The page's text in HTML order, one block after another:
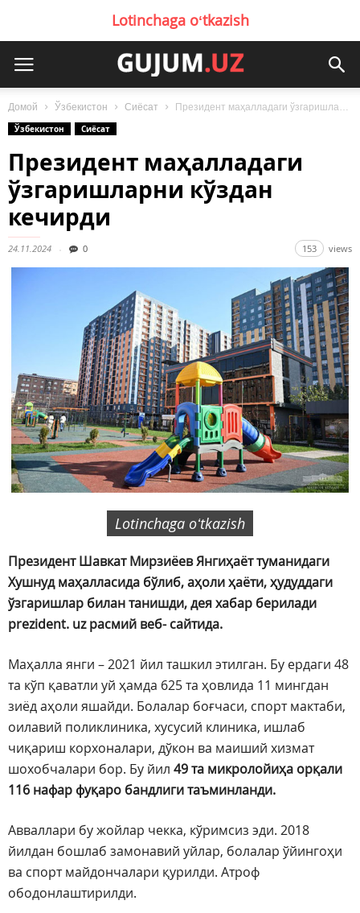
Lotinchaga oʻtkazish
Домой Ўзбекистон Сиёсат
Президент маҳалладаги ўзгаришларни кўздан кечирди
Ўзбекистон
Сиёсат
Президент маҳалладаги
ўзгаришларни кўздан
кечирди
24.11.2024 0 153 views
Lotinchaga oʻtkazish
Президент Шавкат Мирзиёев Янгиҳаёт туманидаги
Хушнуд маҳалласида бўлиб, аҳоли ҳаёти, ҳудуддаги
ўзгаришлар билан танишди, дея хабар берилади
prezident. uz расмий веб- сайтида.
Маҳалла янги – 2021 йил ташкил этилган. Бу ердаги 48
та кўп қаватли уй ҳамда 625 та ҳовлида 11 мингдан
зиёд аҳоли яшайди. Болалар боғчаси, спорт мактаби,
оилавий поликлиника, хусусий клиника, ишлаб
чиқариш корхоналари, дўкон ва маиший хизмат
шохобчалари бор. Бу йил 49 та микролойиҳа орқали
116 нафар фуқаро бандлиги таъминланди.
Авваллари бу жойлар чекка, кўримсиз эди. 2018
йилдан бошлаб замонавий уйлар, болалар ўйингоҳи
ва спорт майдончалари қурилди. Атроф
ободонлаштирилди.